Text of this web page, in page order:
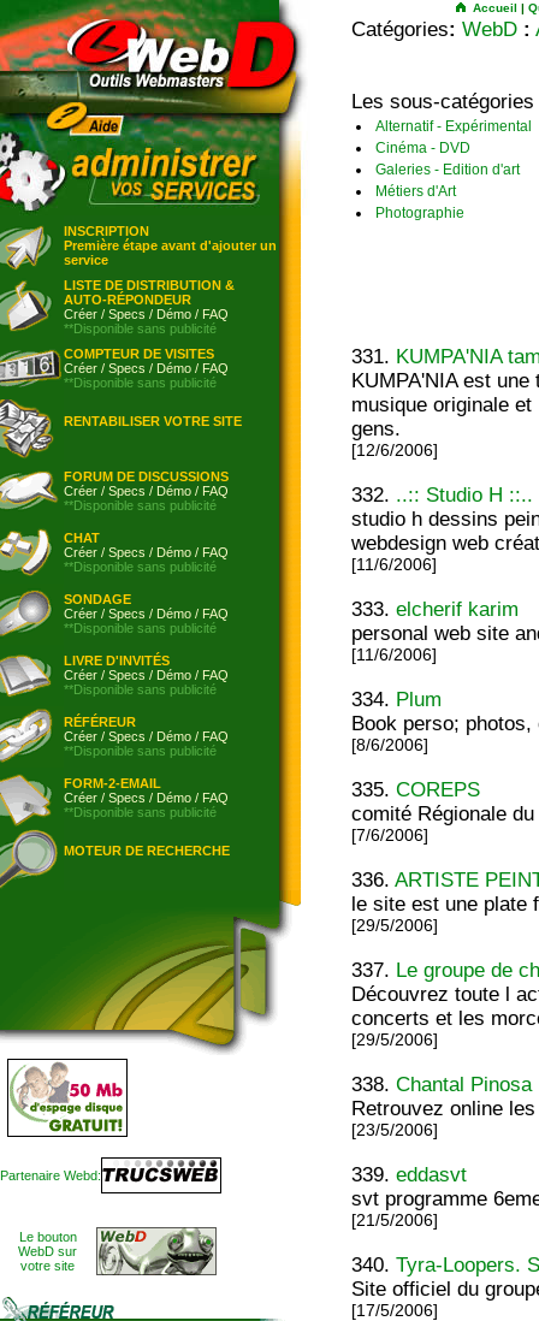
INSCRIPTION
Première étape avant d'ajouter un
service
LISTE DE DISTRIBUTION &
AUTO-RÉPONDEUR
Créer / Specs / Démo / FAQ
**Disponible sans publicité
COMPTEUR DE VISITES
Créer / Specs / Démo / FAQ
**Disponible sans publicité
RENTABILISER VOTRE SITE
FORUM DE DISCUSSIONS
Créer / Specs / Démo / FAQ
**Disponible sans publicité
CHAT
Créer / Specs / Démo / FAQ
**Disponible sans publicité
SONDAGE
Créer / Specs / Démo / FAQ
**Disponible sans publicité
LIVRE D'INVITÉS
Créer / Specs / Démo / FAQ
**Disponible sans publicité
RÉFÉREUR
Créer / Specs / Démo / FAQ
**Disponible sans publicité
FORM-2-EMAIL
Créer / Specs / Démo / FAQ
**Disponible sans publicité
MOTEUR DE RECHERCHE
Partenaire Webd:
Le bouton
WebD sur
votre site
Accueil |
Catégories: WebD :
Les sous-catégories
Alternatif - Expérimental
Cinéma - DVD
Galeries - Edition d'art
Métiers d'Art
Photographie
331. KUMPA'NIA
KUMPA'NIA est
musique originale
gens.
[12/6/2006]
332. ..:: Studio H ::..
studio h dessins
webdesign web
[11/6/2006]
333.elcherif karim
personal web site
[11/6/2006]
334. Plum
Book perso;
[8/6/2006]
335.COREPS
comité Régionale
[7/6/2006]
336.ARTISTE
le site est une plate
[29/5/2006]
337. Le groupe de
Découvrez toute l
concerts et les
[29/5/2006]
338.Chantal Pinosa
Retrouvez online
[23/5/2006]
339.eddasvt
svt programme
[21/5/2006]
340.Tyra-Loopers.
Site officiel du
[17/5/2006]